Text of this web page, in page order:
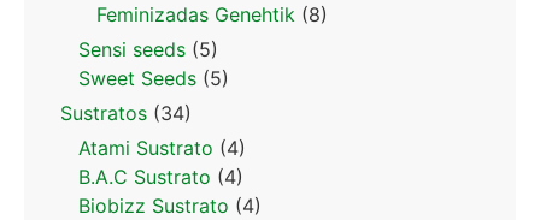
Feminizadas Genehtik (8)
Sensi seeds (5)
Sweet Seeds (5)
Sustratos (34)
Atami Sustrato (4)
B.A.C Sustrato (4)
Biobizz Sustrato (4)